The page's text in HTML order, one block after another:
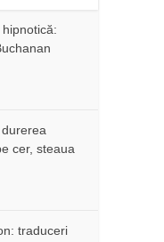
cer, steaua
traduceri